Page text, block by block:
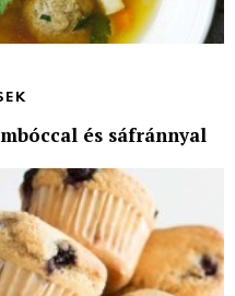
és sáfránnyal